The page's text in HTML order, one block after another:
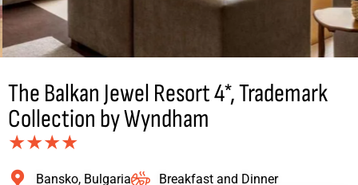
The Balkan Jewel Resort 4*, Trademark
Collection by Wyndham
★★★★
Bansko, Bulgaria Breakfast and Dinner